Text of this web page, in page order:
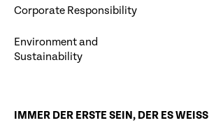
Corporate Responsibility
Environment and
Sustainability
IMMER DER ERSTE SEIN, DER ES WEISS